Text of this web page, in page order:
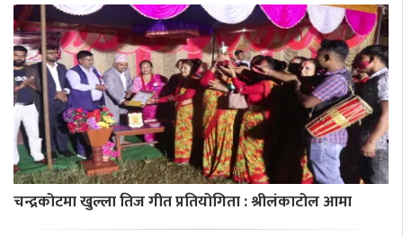
चन्द्रकोटमा खुल्ला तिज गीत प्रतियोगिता : श्रीलंकाटोल आमा